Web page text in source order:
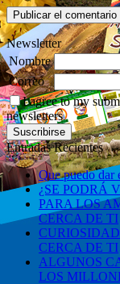
Newsletter
Nombre
Correo
I agree to my
newsletters
Entradas Recientes
Que puedo dar
¿SE PODRÁ
PARA LOS
CERCA DE TI
CERCA DE TI
ALGUNOS
LOS